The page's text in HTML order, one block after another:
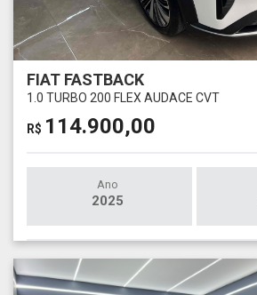
FIAT FASTBACK
1.0 TURBO 200 FLEX AUDACE CVT
R$ 114.900,00
Ano
2025